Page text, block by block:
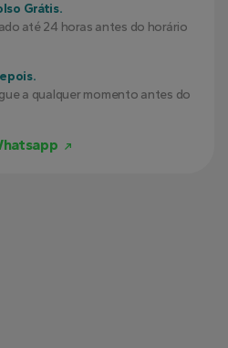
Grátis.
até 24 horas antes do horário
a qualquer momento antes do